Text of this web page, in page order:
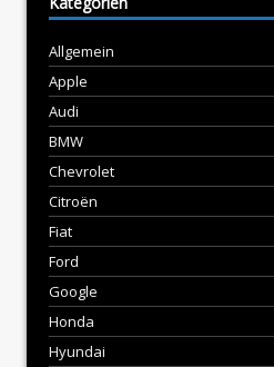
Allgemein
Apple
Audi
BMW
Chevrolet
Citroën
Fiat
Ford
Google
Honda
Hyundai